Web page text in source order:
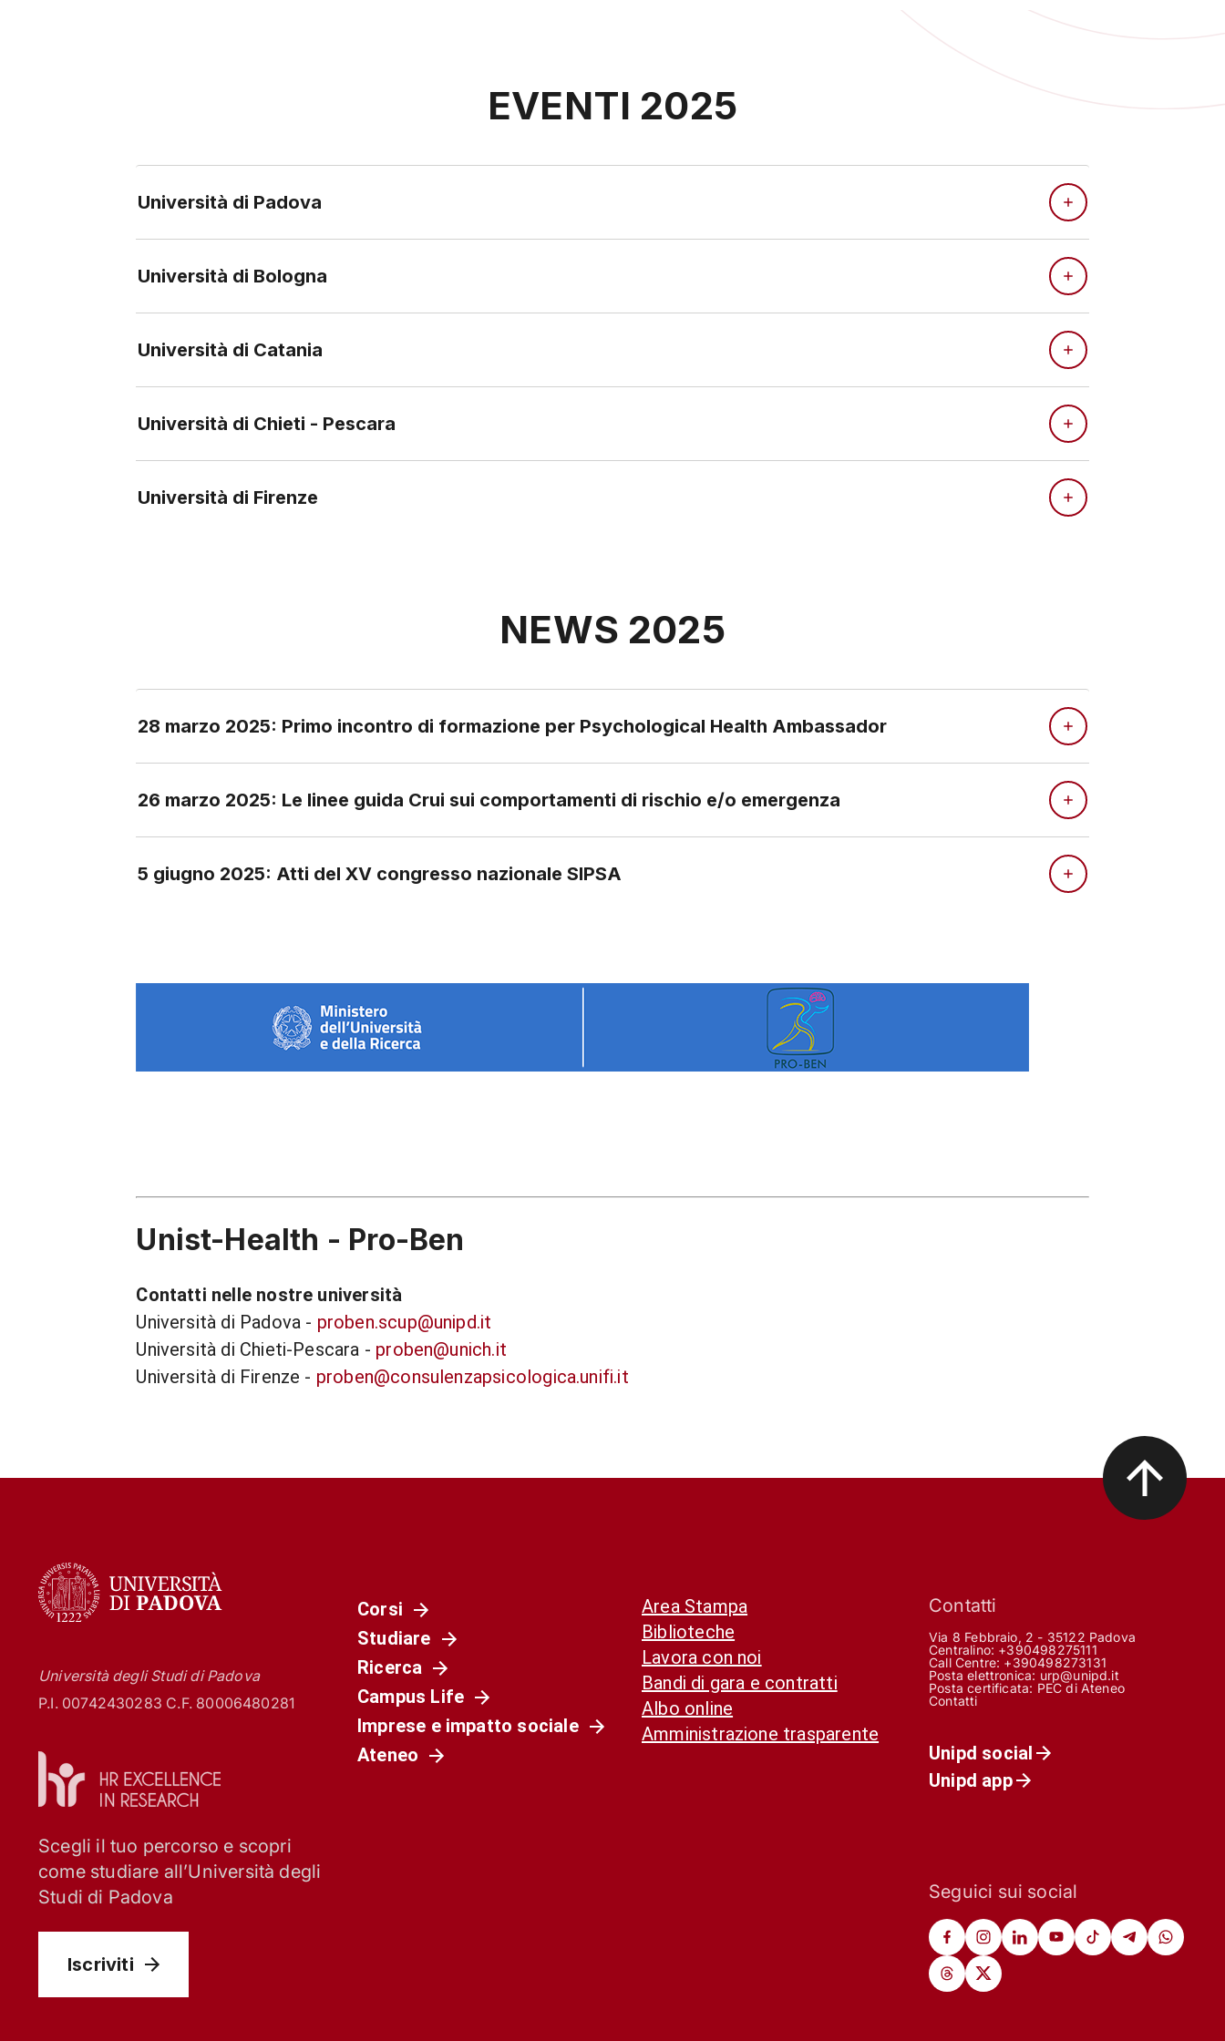
EVENTI 2025
Università di Padova
Università di Bologna
Università di Catania
Università di Chieti - Pescara
Università di Firenze
NEWS 2025
28 marzo 2025: Primo incontro di formazione per Psychological Health Ambassador
26 marzo 2025: Le linee guida Crui sui comportamenti di rischio e/o emergenza
5 giugno 2025: Atti del XV congresso nazionale SIPSA
Unist-Health - Pro-Ben
Contatti nelle nostre università
Università di Padova - proben.scup@unipd.it
Università di Chieti-Pescara - proben@unich.it
Università di Firenze - proben@consulenzapsicologica.unifi.it
Università degli Studi di Padova
P.I. 00742430283 C.F. 80006480281
Scegli il tuo percorso e scopri
come studiare all’Università degli
Studi di Padova
Iscriviti
Corsi
Studiare
Ricerca
Campus Life
Imprese e impatto sociale
Ateneo
Area Stampa
Biblioteche
Lavora con noi
Bandi di gara e contratti
Albo online
Amministrazione trasparente
Contatti
Via 8 Febbraio, 2 - 35122 Padova
Centralino: +390498275111
Call Centre: +390498273131
Posta elettronica: urp@unipd.it
Posta certificata: PEC di Ateneo
Contatti
Unipd social
Unipd app
Seguici sui social